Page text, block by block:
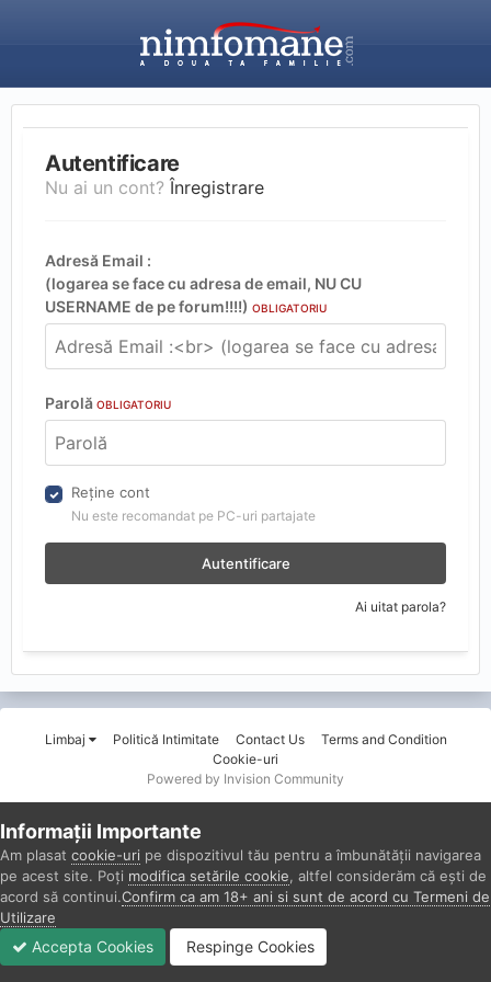
Autentificare
Nu ai un cont? Înregistrare
Adresă Email :
(logarea se face cu adresa de email, NU CU
USERNAME de pe forum!!!!) OBLIGATORIU
Parolă OBLIGATORIU
Reține cont
Nu este recomandat pe PC-uri partajate
Autentificare
Ai uitat parola?
Limbaj Politică Intimitate Contact Us
Terms and Condition
Cookie-uri
Powered by Invision Community
Informații Importante
Am plasat cookie-uri pe dispozitivul tău pentru a îmbunătății navigarea
pe acest site. Poți modifica setările cookie , altfel considerăm că ești de
acord să continui.Confirm ca am 18+ ani si sunt de acord cu Termeni de
Utilizare
Accepta Cookies Respinge Cookies
Înregistrare